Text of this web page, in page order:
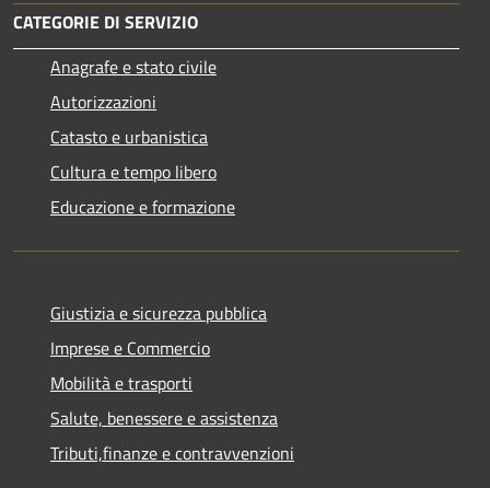
CATEGORIE DI SERVIZIO
Anagrafe e stato civile
Autorizzazioni
Catasto e urbanistica
Cultura e tempo libero
Educazione e formazione
Giustizia e sicurezza pubblica
Imprese e Commercio
Mobilità e trasporti
Salute, benessere e assistenza
Tributi,finanze e contravvenzioni